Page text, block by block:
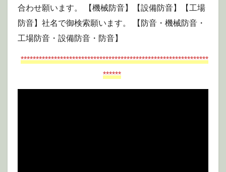
合わせ願います。 【機械防音】【設備防音】【工場
防音】社名で御検索願います。 【防音・機械防音・
工場防音・設備防音・防音】
**************************************************************
******